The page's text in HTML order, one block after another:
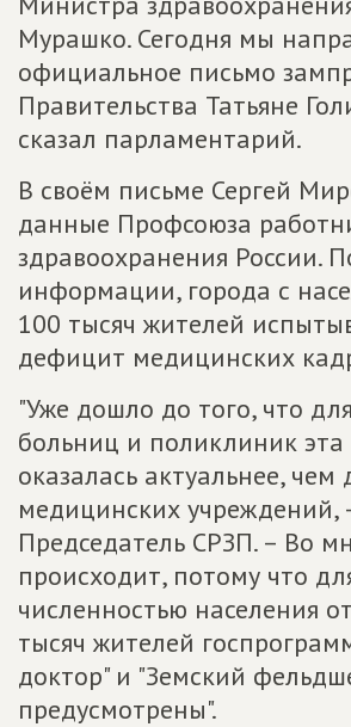
Мурашко. Сегодня мы
официальное письмо
Правительства Татьяне
сказал парламентарий.
В своём письме Сергей
данные Профсоюза
здравоохранения России.
информации, города с
100 тысяч жителей
дефицит медицинских
"Уже дошло до того, что
больниц и поликлиник
оказалась актуальнее, чем
медицинских учреждений,
Председатель СРЗП. – Во
происходит, потому что
численностью населения
тысяч жителей
доктор" и "Земский
предусмотрены".